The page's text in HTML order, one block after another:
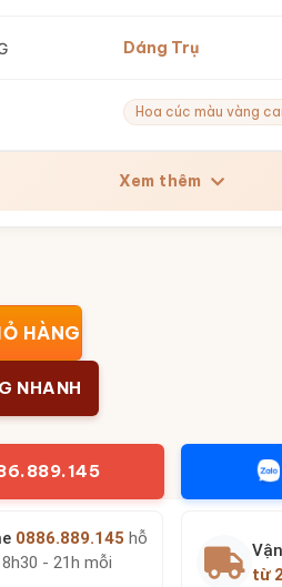
Dáng Trụ
Hoa cúc màu vàng
Xem thêm
HÀNG
NHANH
0886.889.145 hỗ
- 21h mỗi
từ